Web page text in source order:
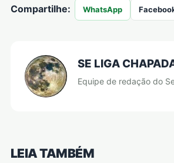
Compartilhe: WhatsApp
SE LIGA
Equipe de redação do
LEIA TAMBÉM